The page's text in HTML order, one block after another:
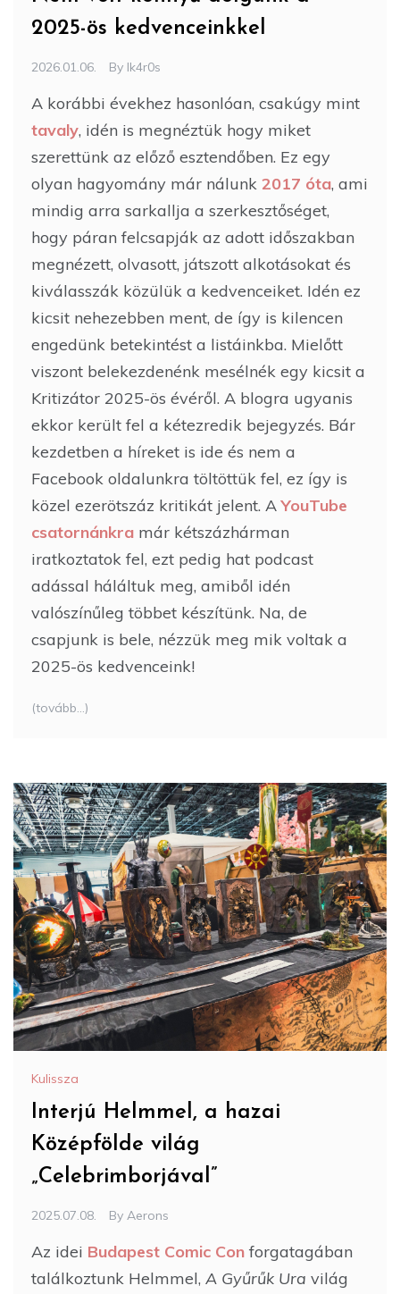
2025-ös kedvenceinkkel
2026.01.06. By Ik4r0s
A korábbi évekhez hasonlóan, csakúgy mint
tavaly, idén is megnéztük hogy miket
szerettünk az előző esztendőben. Ez egy
olyan hagyomány már nálunk 2017 óta, ami
mindig arra sarkallja a szerkesztőséget,
hogy páran felcsapják az adott időszakban
megnézett, olvasott, játszott alkotásokat és
kiválasszák közülük a kedvenceiket. Idén ez
kicsit nehezebben ment, de így is kilencen
engedünk betekintést a listáinkba. Mielőtt
viszont belekezdenénk mesélnék egy kicsit a
Kritizátor 2025-ös évéről. A blogra ugyanis
ekkor került fel a kétezredik bejegyzés. Bár
kezdetben a híreket is ide és nem a
Facebook oldalunkra töltöttük fel, ez így is
közel ezerötszáz kritikát jelent. AYouTube
csatornánkra már kétszázhárman
iratkoztatok fel, ezt pedig hat podcast
adással háláltuk meg, amiből idén
valószínűleg többet készítünk. Na, de
csapjunk is bele, nézzük meg mik voltak a
2025-ös kedvenceink!
(tovább…)
Kulissza
Interjú Helmmel, a hazai
Középfölde világ
„Celebrimborjával”
2025.07.08. By Aerons
Az idei Budapest Comic Con forgatagában
találkoztunk Helmmel, A Gyűrűk Ura világ